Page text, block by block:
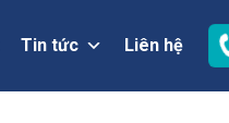
Tin tức Liên hệ